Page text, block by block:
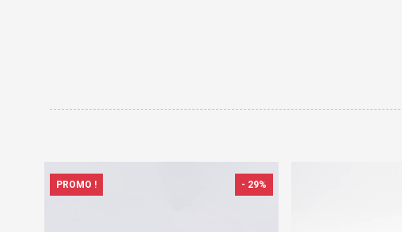
PROMO ! - 29%